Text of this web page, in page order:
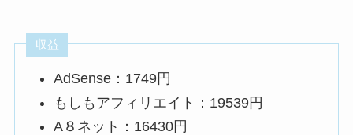
収益
AdSense：1749円
もしもアフィリエイト：19539円
A８ネット：16430円